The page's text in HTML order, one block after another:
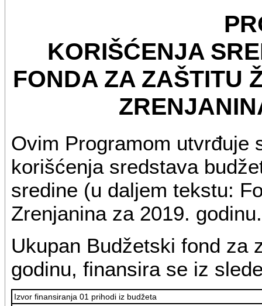
KORIŠĆENJA
FONDA ZA ZAŠTITU
Ovim Programom utvrđuje
korišćenja sredstava
sredine (u daljem tekstu:
Zrenjanina za 2019. godinu.
Ukupan Budžetski fond za
godinu, finansira se iz
Izvor finansiranja 01 prihodi iz budžeta